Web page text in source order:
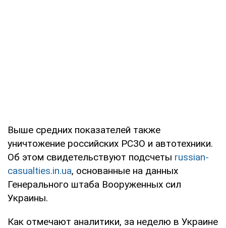
Выше средних показателей также
уничтожение российских РСЗО и автотехники.
Об этом свидетельствуют подсчеты russian-
casualties.in.ua, основанные на данных
Генерального штаба Вооруженных сил
Украины.
Как отмечают аналитики, за неделю в Украине